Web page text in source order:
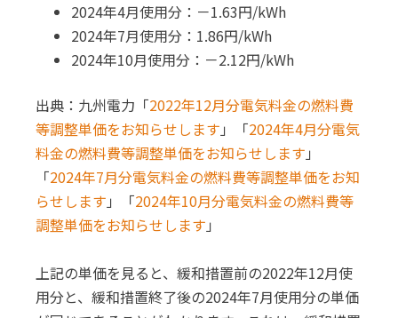
2024年4月使用分：－1.63円/kWh
2024年7月使用分：1.86円/kWh
2024年10月使用分：－2.12円/kWh
出典：九州電力​​「2022年12月分電気料金の燃料費
等調整単価をお知らせします 」「2024年4月分電気
料金の燃料費等調整単価をお知らせします 」
「2024年7月分電気料金の燃料費等調整単価をお知
らせします 」「2024年10月分電気料金の燃料費等
調整単価をお知らせします 」
上記の単価を見ると、緩和措置前の2022年12月使
用分と、緩和措置終了後の2024年7月使用分の単価